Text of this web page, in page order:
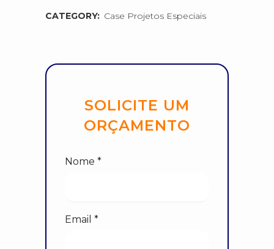
CATEGORY: Case Projetos Especiais
SOLICITE UM
ORÇAMENTO
Nome *
Email *